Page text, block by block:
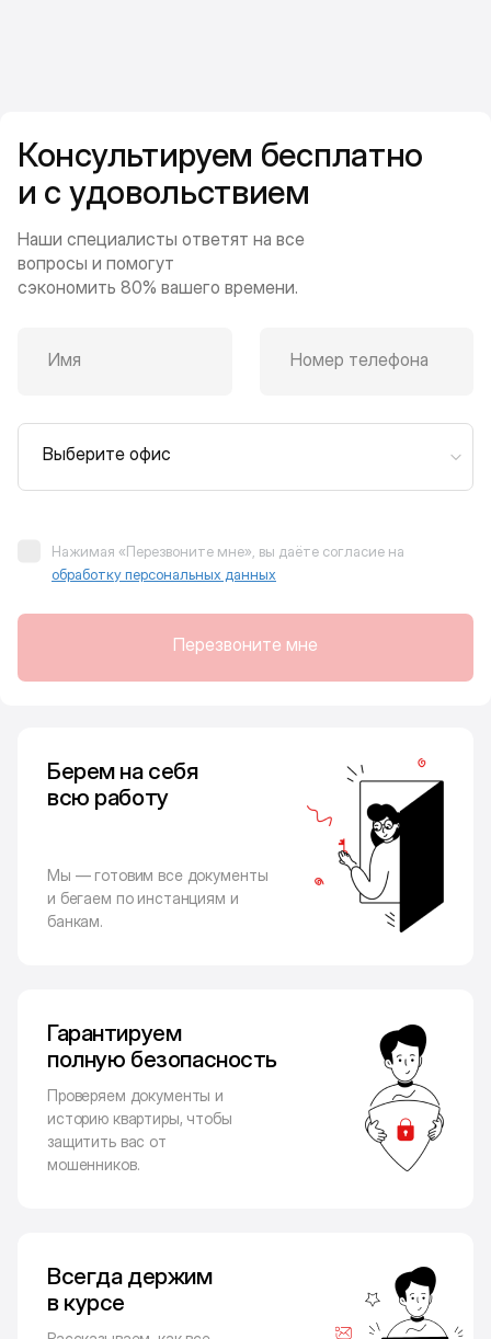
Консультируем бесплатно
и с удовольствием
Наши специалисты ответят на все
вопросы и помогут
сэкономить 80% вашего времени.
Имя Номер телефона
Выберите офис
Нажимая «Перезвоните мне», вы даёте согласие на
обработку персональных данных
Перезвоните мне
Берем на себя
всю работу
Мы — готовим все документы
и бегаем по инстанциям и
банкам.
Гарантируем
полную безопасность
Проверяем документы и
историю квартиры, чтобы
защитить вас от
мошенников.
Всегда держим
в курсе